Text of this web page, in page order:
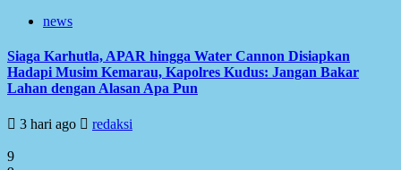
news
Siaga Karhutla, APAR hingga Water Cannon Disiapkan
Hadapi Musim Kemarau, Kapolres Kudus: Jangan Bakar
Lahan dengan Alasan Apa Pun
3 hari ago redaksi
9